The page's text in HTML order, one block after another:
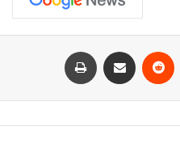
بينتيريست مشاركة عبر البريد